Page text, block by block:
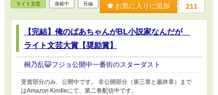
破のシリーズ『僕と龍神と仲間たち』 のスピン
オフ作品です。 龍神の女たちの世界を Kindleで
ご覧下さい。
ライト文芸 連載中 長編 お気に入りに追加 211
【完結】俺のばあちゃんがBL小説家なんだが
ライト文芸大賞【奨励賞】
桐乃乱😺フジョ公開中一番街のスターダスト
受賞部分のみ、公開中です。 非公開部分（第三章と最終章）まで
はAmazon Kindleにて、第二巻配信中です。